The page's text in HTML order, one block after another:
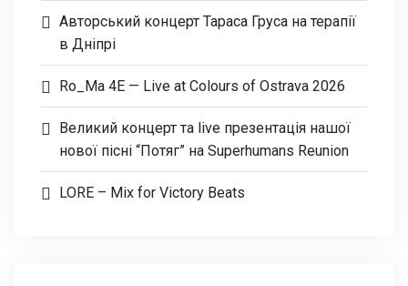
Авторський концерт Тараса Груса на терапії
в Дніпрі
Ro_Ma 4E — Live at Colours of Ostrava 2026
Великий концерт та live презентація нашої
нової пісні “Потяг” на Superhumans Reunion
LORE – Mix for Victory Beats